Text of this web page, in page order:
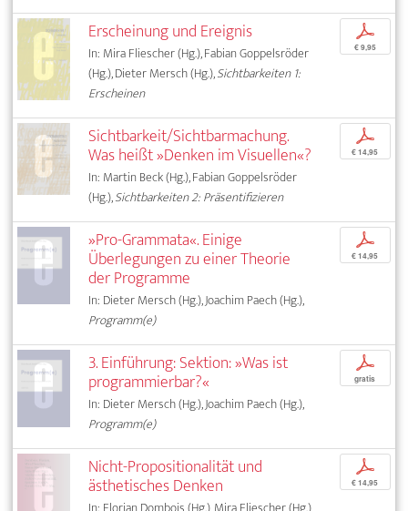
Erscheinung und Ereignis
In: Mira Fliescher (Hg.), Fabian Goppelsröder
(Hg.), Dieter Mersch (Hg.),Sichtbarkeiten 1:
Erscheinen
p
€ 9,95
Sichtbarkeit/Sichtbarmachung.
Was heißt »Denken im Visuellen«?
In: Martin Beck (Hg.), Fabian Goppelsröder
(Hg.),Sichtbarkeiten 2: Präsentifizieren
p
€ 14,95
»Pro-Grammata«. Einige
Überlegungen zu einer Theorie
der Programme
In: Dieter Mersch (Hg.), Joachim Paech (Hg.),
Programm(e)
p
€ 14,95
3. Einführung: Sektion: »Was ist
programmierbar?«
In: Dieter Mersch (Hg.), Joachim Paech (Hg.),
Programm(e)
p
gratis
Nicht-Propositionalität und
ästhetisches Denken
p
€ 14,95